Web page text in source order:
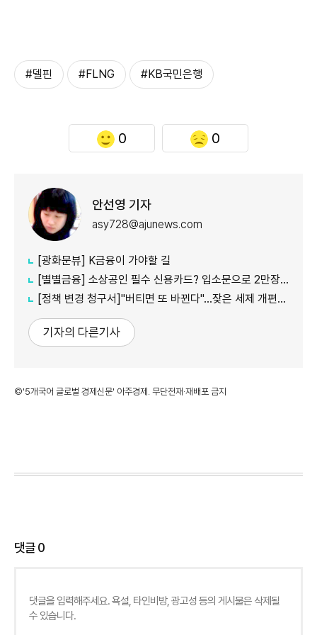
#델핀 #FLNG #KB국민은행
0 0
안선영 기자
asy728@ajunews.com
[광화문뷰] K금융이 가야할 길
[별별금융] 소상공인 필수 신용카드? 입소문으로 2만장 발급
[정책 변경 청구서]"버티면 또 바뀐다"…잦은 세제 개편이 키운 '학습 효과'
기자의 다른기사
©'5개국어 글로벌 경제신문' 아주경제. 무단전재·재배포 금지
댓글0